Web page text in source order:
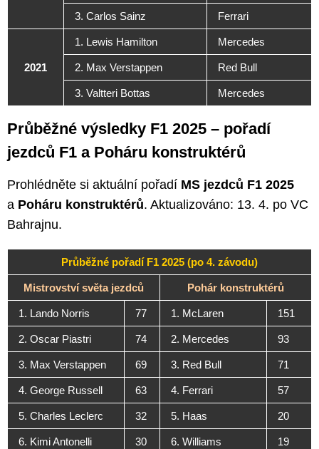
3. Carlos Sainz Ferrari
2021
1. Lewis Hamilton Mercedes
2. Max Verstappen Red Bull
3. Valtteri Bottas Mercedes
Průběžné výsledky F1 2025 – pořadí
jezdců F1 a Poháru konstruktérů
Prohlédněte si aktuální pořadí MS jezdců F1 2025
a Poháru konstruktérů. Aktualizováno: 13. 4. po VC
Bahrajnu.
Průběžné pořadí F1 2025 (po 4. závodu)
Mistrovství světa jezdců Pohár konstruktérů
1. Lando Norris 77 1. McLaren 151
2. Oscar Piastri 74 2. Mercedes 93
3. Max Verstappen 69 3. Red Bull 71
4. George Russell 63 4. Ferrari 57
5. Charles Leclerc 32 5. Haas 20
6. Kimi Antonelli 30 6. Williams 19